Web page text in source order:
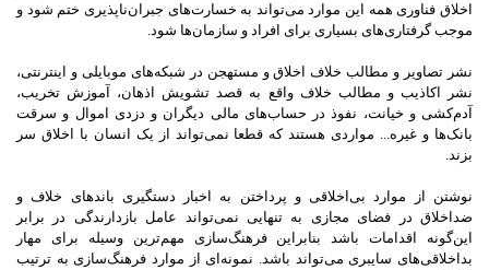
اخلاق فناوری همه این موارد می‌تواند به خسارت‌های جبران‌ناپذیری ختم شود و
موجب گرفتاری‌های بسیاری برای افراد و سازمان‌ها شود.
نشر تصاویر و مطالب خلاف اخلاق و مستهجن در شبکه‌های موبایلی و اینترنتی،
نشر اکاذیب و مطالب خلاف واقع به قصد تشویش اذهان، آموزش تخریب،
آدم‌کشی و خیانت، نفوذ در حساب‌های مالی دیگران و دزدی اموال و سرقت
بانک‌ها و غیره... مواردی هستند که قطعا نمی‌تواند از یک انسان با اخلاق سر
بزند.
نوشتن از موارد بی‌اخلاقی و پرداختن به اخبار دستگیری باندهای خلاف و
ضداخلاق در فضای مجازی به تنهایی نمی‌تواند عامل بازدارندگی در برابر
این‌گونه اقدامات باشد بنابراین فرهنگ‌سازی مهم‌ترین وسیله برای مهار
بداخلاقی‌های سایبری می‌تواند باشد. نمونه‌ای از موارد فرهنگ‌سازی به ترتیب